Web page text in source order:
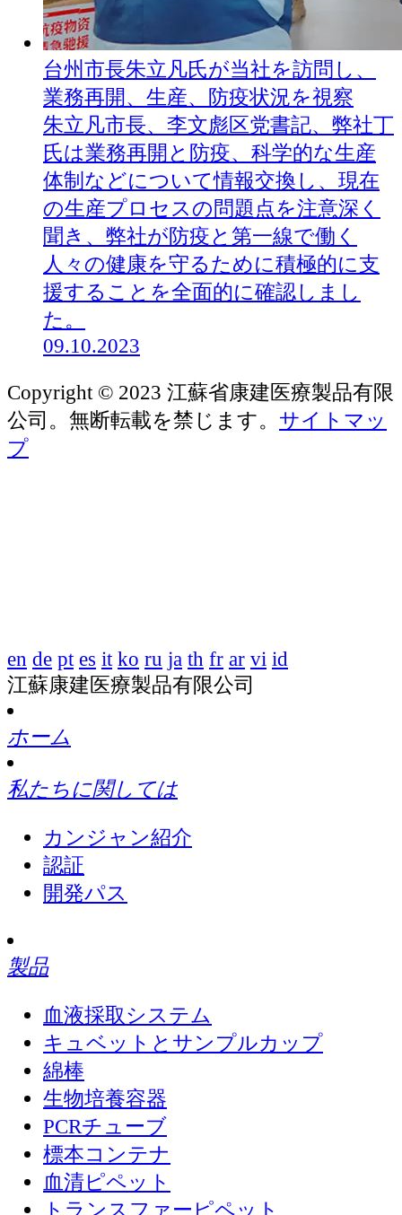
台州市長朱立凡氏が当社を訪問し、
業務再開、生産、防疫状況を視察
朱立凡市長、李文彪区党書記、弊社丁
氏は業務再開と防疫、科学的な生産
体制などについて情報交換し、現在
の生産プロセスの問題点を注意深く
聞き、弊社が防疫と第一線で働く
人々の健康を守るために積極的に支
援することを全面的に確認しまし
た。
09.10.2023
Copyright © 2023 江蘇省康建医療製品有限
公司。無断転載を禁じます。 サイトマッ
プ
en de pt es it ko ru ja th fr ar vi id
江蘇康建医療製品有限公司
ホーム
私たちに関しては
カンジャン紹介
認証
開発パス
製品
血液採取システム
キュベットとサンプルカップ
綿棒
生物培養容器
PCRチューブ
標本コンテナ
血清ピペット
トランスファーピペット